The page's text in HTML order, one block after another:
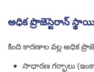
అధిక ప్రొజెస్టెరాన్
కింది కారణాల వల్ల అధిక
సాధారణ గర్భాలు